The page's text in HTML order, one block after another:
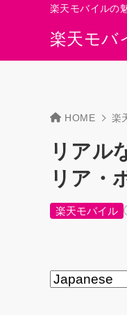
楽天モバ
楽天モバイルの
HOME 楽
リアル
リア・
楽天モバイル